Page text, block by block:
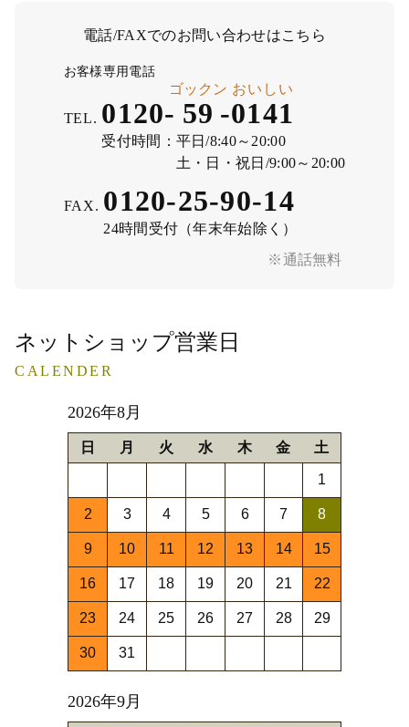
電話/FAXでのお問い合わせはこちら
※通話無料
お客様専用電話
TEL. 0120- 59
ゴックン
-0141
おいしい
受付時間： 平日/8:40～20:00
土・日・祝日/9:00～20:00
FAX. 0120-25-90-14
24時間受付（年末年始除く）
ネットショップ営業日
CALENDER
2026年8月
日 月 火 水 木 金 土
1
2 3 4 5 6 7 8
9 10 11 12 13 14 15
16 17 18 19 20 21 22
23 24 25 26 27 28 29
30 31
2026年9月